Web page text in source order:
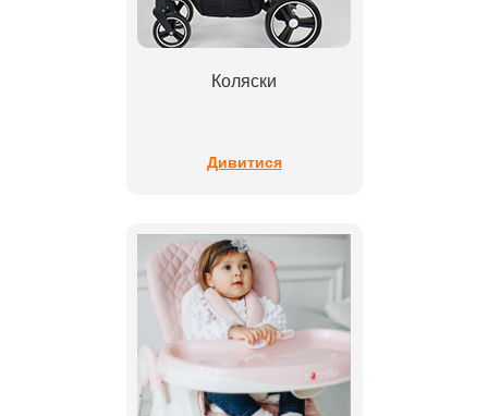
Коляски
Дивитися